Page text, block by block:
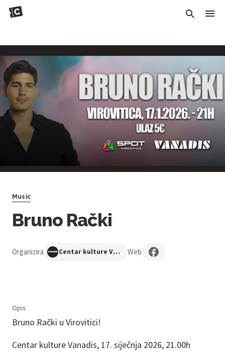
Music
Bruno Rački
Organizira Centar kulture Vanadis Web
Opis
Bruno Rački u Virovitici!
Centar kulture Vanadis, 17. siječnja 2026, 21.00h